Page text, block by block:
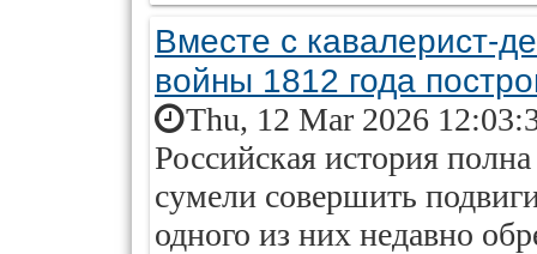
Вместе с кавалерист-
войны 1812 года
Thu, 12 Mar 2026
Российская история
сумели совершить
одного из них недавно